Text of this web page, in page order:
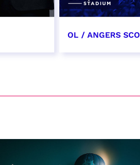
OL / ANGERS SCO
RÉSERVER